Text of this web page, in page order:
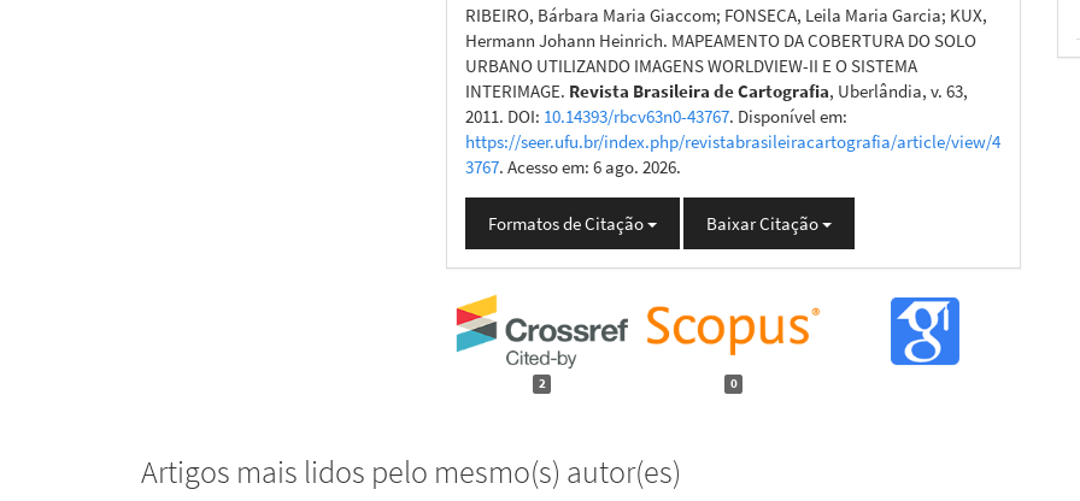
RIBEIRO, Bárbara Maria Giaccom; FONSECA, Leila Maria Garcia; KUX,
Hermann Johann Heinrich. MAPEAMENTO DA COBERTURA DO SOLO
URBANO UTILIZANDO IMAGENS WORLDVIEW-II E O SISTEMA
INTERIMAGE. Revista Brasileira de Cartografia, Uberlândia, v. 63,
2011. DOI: 10.14393/rbcv63n0-43767. Disponível em:
https://seer.ufu.br/index.php/revistabrasileiracartografia/article/view/4
3767. Acesso em: 6 ago. 2026.
Formatos de Citação Baixar Citação
2 0
Artigos mais lidos pelo mesmo(s) autor(es)